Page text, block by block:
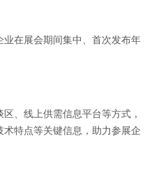
在展会期间集中、首次发布年
、线上供需信息平台等方式，
特点等关键信息，助力参展企